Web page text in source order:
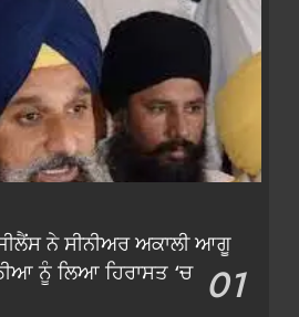
ਨੇ ਸੀਨੀਅਰ ਅਕਾਲੀ ਆਗੂ
ਨੂੰ ਲਿਆ ਹਿਰਾਸਤ ‘ਚ 01